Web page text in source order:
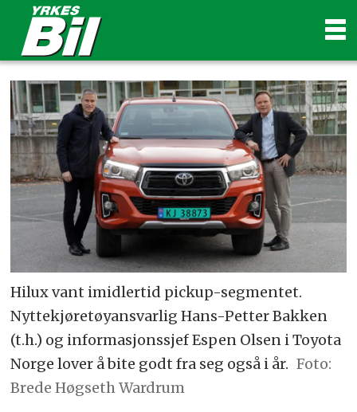
Hilux vant imidlertid pickup-segmentet.
Nyttekjøretøyansvarlig Hans-Petter Bakken
(t.h.) og informasjonssjef Espen Olsen i Toyota
Norge lover å bite godt fra seg også i år. Foto:
Brede Høgseth Wardrum